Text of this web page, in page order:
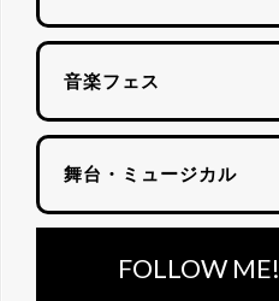
音楽フェス
舞台・ミュージカル
FOLLOW ME!